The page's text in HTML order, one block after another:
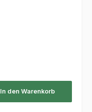
In den Warenkorb